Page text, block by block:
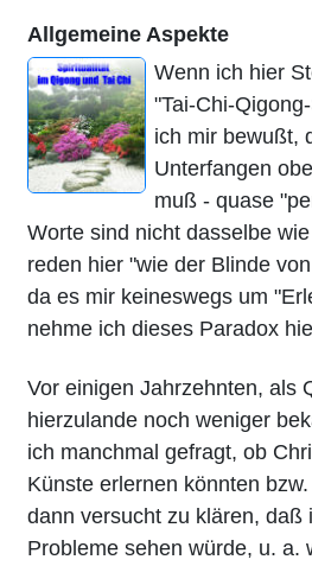
Allgemeine Aspekte
Wenn ich hier
"Tai-Chi-
ich mir bewußt,
Unterfangen
muß - quase
Worte sind nicht dasselbe
reden hier "wie der Blinde
da es mir keineswegs um
nehme ich dieses Paradox
Vor einigen Jahrzehnten, als
hierzulande noch weniger
ich manchmal gefragt, ob
Künste erlernen könnten
dann versucht zu klären, daß
Probleme sehen würde, u. a.